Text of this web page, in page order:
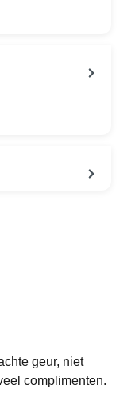
de 5 sterren
geur, niet
complimenten.